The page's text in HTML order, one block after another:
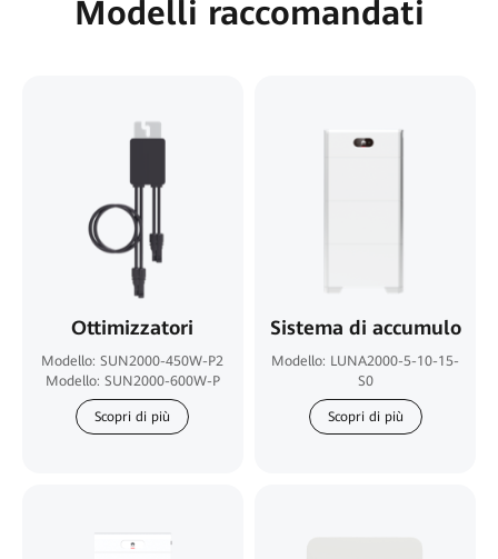
Modelli raccomandati
Ottimizzatori
Modello: SUN2000-450W-P2
Modello: SUN2000-600W-P
Scopri di più
Sistema di accumulo
Modello: LUNA2000-5-10-15-
S0
Scopri di più